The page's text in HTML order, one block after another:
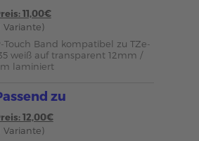
11,00€
Variante)
Touch Band kompatibel zu TZe-
weiß auf transparent 12mm /
laminiert
zu
12,00€
Variante)